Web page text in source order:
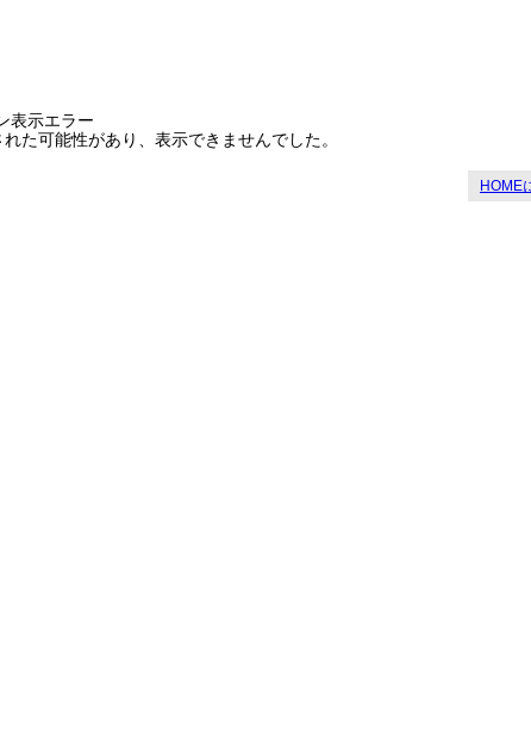
表示エラー
た可能性があり、表示できませんでした。
HOME